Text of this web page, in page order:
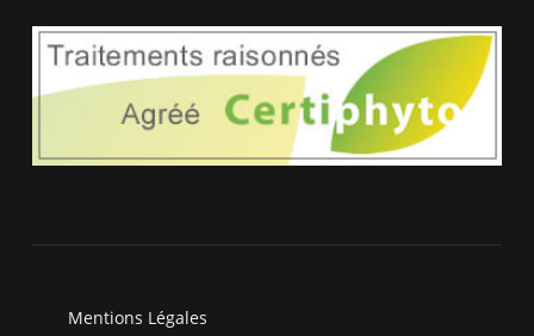
Mentions Légales